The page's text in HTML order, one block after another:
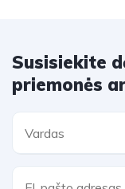
Susisiekite
priemonės